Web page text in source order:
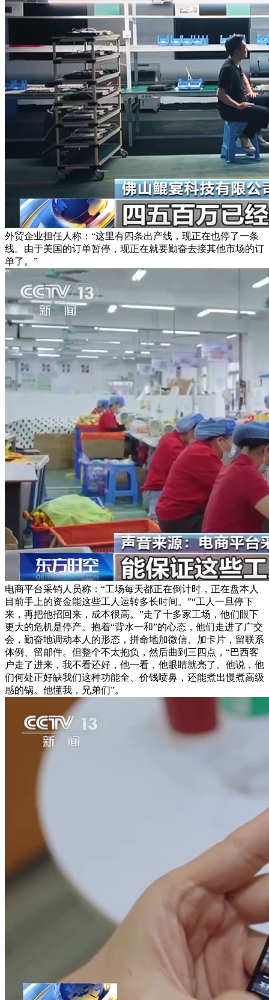
外贸企业担任人称：“这里有四条出产线，现正在也停了一条
线。由于美国的订单暂停，现正在就要勤奋去接其他市场的订
单了。”
电商平台采销人员称：“工场每天都正在倒计时，正在盘本人
目前手上的资金能这些工人运转多长时间。”“工人一旦停下
来，再把他招回来，成本很高。”走了十多家工场，他们眼下
更大的危机是停产。抱着“背水一和”的心态，他们走进了广交
会，勤奋地调动本人的形态，拼命地加微信、加卡片，留联系
体例、留邮件。但整个不太抱负，然后曲到三四点，“巴西客
户走了进来，我不看还好，他一看，他眼睛就亮了。他说，他
们何处正好缺我们这种功能全、价钱喷鼻，还能煮出慢煮高级
感的锅。他懂我，兄弟们”。